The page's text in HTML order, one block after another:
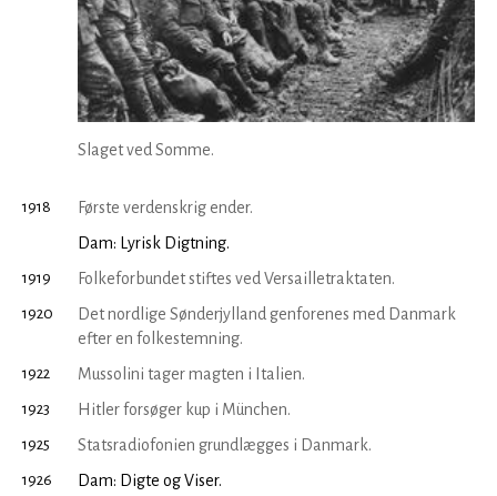
Slaget ved Somme.
1918
Første verdenskrig ender.
Dam: Lyrisk Digtning.
1919 Folkeforbundet stiftes ved Versailletraktaten.
1920
Det nordlige Sønderjylland genforenes med Danmark
efter en folkestemning.
1922 Mussolini tager magten i Italien.
1923 Hitler forsøger kup i München.
1925 Statsradiofonien grundlægges i Danmark.
1926 Dam: Digte og Viser.